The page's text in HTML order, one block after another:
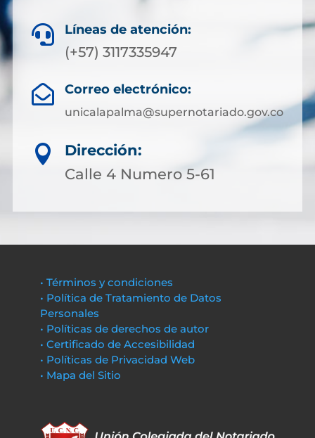
 Líneas de atención:
(+57) 3117335947
 Correo electrónico:
unicalapalma@supernotariado.gov.co

Dirección:
Calle 4 Numero 5-61
• Términos y condiciones
• Política de Tratamiento de Datos
Personales
• Políticas de derechos de autor
• Certificado de Accesibilidad
• Políticas de Privacidad Web
• Mapa del Sitio